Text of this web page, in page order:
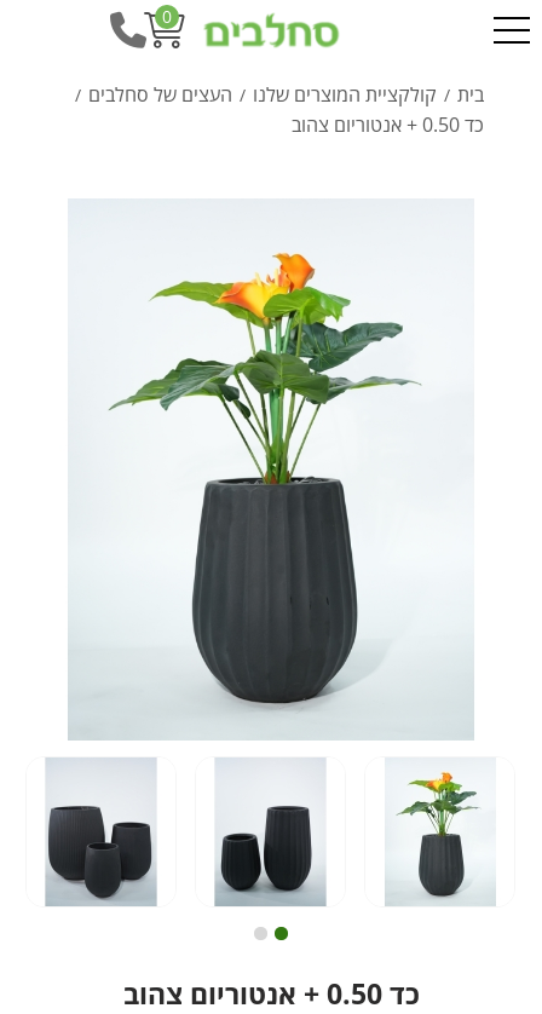
0
בית / קולקציית המוצרים שלנו / העצים של סחלבים /
כד 0.50 + אנטוריום צהוב
כד 0.50 + אנטוריום צהוב